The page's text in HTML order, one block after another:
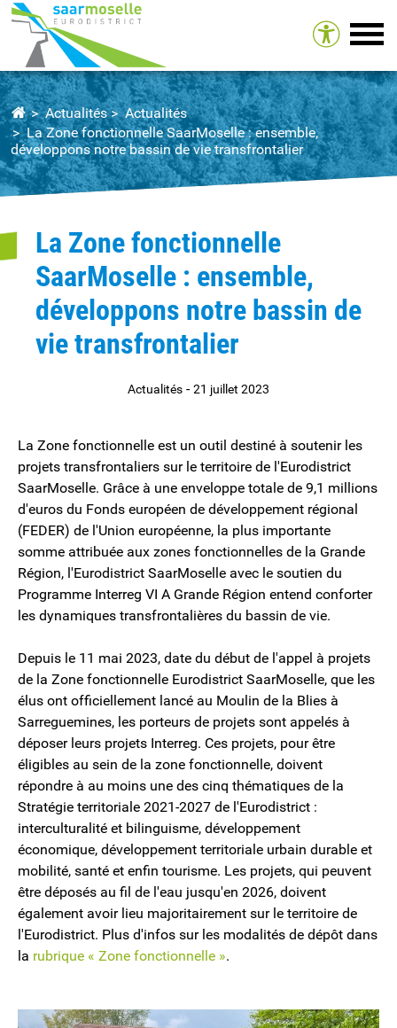
Actualités
Actualités
La Zone fonctionnelle SaarMoselle : ensemble,
développons notre bassin de vie transfrontalier
La Zone fonctionnelle
SaarMoselle : ensemble,
développons notre bassin de
vie transfrontalier
Actualités -21 juillet 2023
La Zone fonctionnelle est un outil destiné à soutenir les
projets transfrontaliers sur le territoire de l'Eurodistrict
SaarMoselle. Grâce à une enveloppe totale de 9,1 millions
d'euros du Fonds européen de développement régional
(FEDER) de l'Union européenne, la plus importante
somme attribuée aux zones fonctionnelles de la Grande
Région, l'Eurodistrict SaarMoselle avec le soutien du
Programme Interreg VI A Grande Région entend conforter
les dynamiques transfrontalières du bassin de vie.
Depuis le 11 mai 2023, date du début de l'appel à projets
de la Zone fonctionnelle Eurodistrict SaarMoselle, que les
élus ont officiellement lancé au Moulin de la Blies à
Sarreguemines, les porteurs de projets sont appelés à
déposer leurs projets Interreg. Ces projets, pour être
éligibles au sein de la zone fonctionnelle, doivent
répondre à au moins une des cinq thématiques de la
Stratégie territoriale 2021-2027 de l'Eurodistrict :
interculturalité et bilinguisme, développement
économique, développement territoriale urbain durable et
mobilité, santé et enfin tourisme. Les projets, qui peuvent
être déposés au fil de l'eau jusqu'en 2026, doivent
également avoir lieu majoritairement sur le territoire de
l'Eurodistrict. Plus d'infos sur les modalités de dépôt dans
la rubrique « Zone fonctionnelle ».